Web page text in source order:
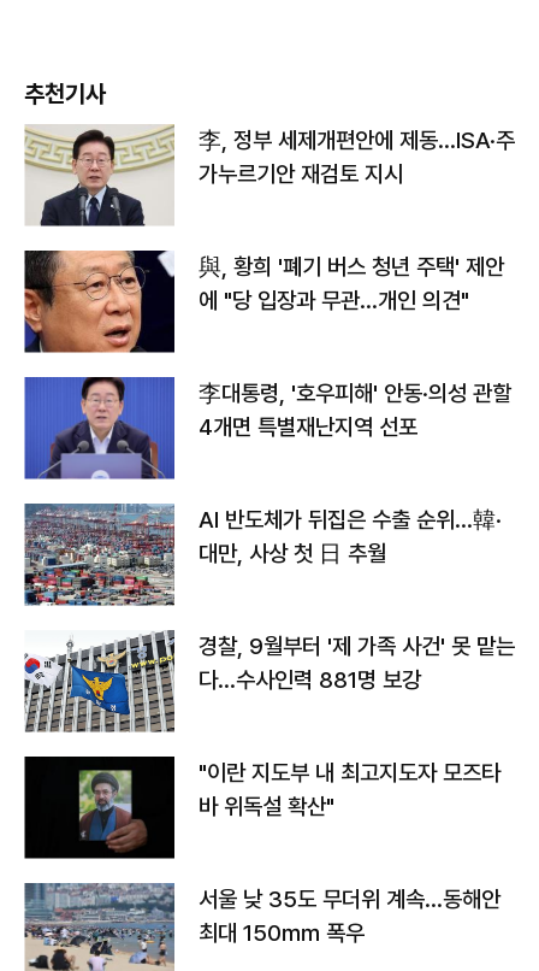
추천기사
李, 정부 세제개편안에 제동…ISA·주
가누르기안 재검토 지시
與, 황희 '폐기 버스 청년 주택' 제안
에 "당 입장과 무관…개인 의견"
李대통령, '호우피해' 안동·의성 관할
4개면 특별재난지역 선포
AI 반도체가 뒤집은 수출 순위…韓·
대만, 사상 첫 日 추월
경찰, 9월부터 '제 가족 사건' 못 맡는
다…수사인력 881명 보강
"이란 지도부 내 최고지도자 모즈타
바 위독설 확산"
서울 낮 35도 무더위 계속…동해안
최대 150㎜ 폭우